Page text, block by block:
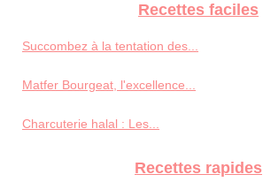
Recettes faciles
Succombez à la tentation des...
Matfer Bourgeat, l'excellence...
Charcuterie halal : Les...
Recettes rapides